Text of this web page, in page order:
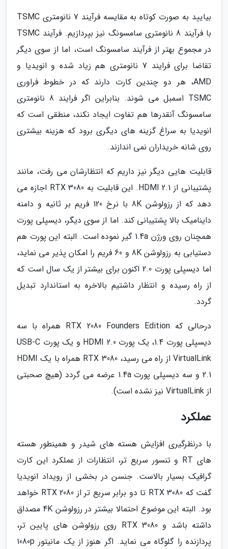
بیایید به صورت کوتاه به مقایسه فرآیند 7 نانومتری TSMC
با فرآیند 8 نانومتری سامسونگ نیز بپردازیم. فرآیند TSMC
در مجموع بهتر از فرآیند سامسونگ است، اما از سوی دیگر
تقاضا برای فرایند 7 نانومتری هم زیاد شده و انویدیا و
AMD، هر دو چندین کارت دارند که در خطوط فراوری
TSMC اسمبل می شوند. بنابراین اگر فرایند 8 نانومتری
سامسونگ آنقدرها هم تفاوت ایجاد نکند، منطقی است که
انویدیا به سراغ گزینه های دیگری برود که هزینه بیشتری
روی شانه خریداران نمی اندازند.
قابلیت هایی دیگر نیز داریم که انتظارشان می رفت، مانند
پشتیبانی از HDMI 2.1. این قابلیت به RTX 3080 اجازه می
دهد که از رزولوشن 8K با نرخ 120 فریم بر ثانیه و دامنه
داینامیک بالا پشتیبانی کند. اما از سوی دیگر، دیسپلی پورت
همچنان روی ورژن 1.4a گیر نموده است. البته این پورت هم
دستیابی به رزولوشن 8K و 60 فریم را امکان پذیر می نماید،
اما دیسپلی پورت 2.0 اکنون برای بیشتر از یک سال است که
از راه رسیده و انتظار داشتیم بالاخره به استاندارد تبدیل
گردد.
درحالی که RTX 2080 Founders Edition همراه با سه
دیسپلی پورت 1.4، یک پورت HDMI 2.0 و یک پورت USB-C
VirtualLink از راه می رسید، RTX 3080 همراه با یک HDMI
2.1 و سه دیسپلی پورت 1.4a عرضه می گردد (هیچ صحبتی
از VirtualLink نیز نشده است).
عملکرد
با درنظرگیری افزایش هسته های شیدر و همینطور هسته
های RT و تنسور سریع تر، انتظارات از عملکرد این کارت
گرافیک بسیار بالاست. جنسن در بخشی از رویداد انویدیا
گفت که RTX 3080 تا دو برابر سریع تر از RTX 2080 خواهد
بود. البته این موضوع احتمالا بیشتر در رزولوشن 4K مصداق
داشته باشد و RTX 3080 روی رزولوشن های پایین تر،
پردازنده را گلوگاه می نماید. اگر هنوز از یک مانیتور 1080p